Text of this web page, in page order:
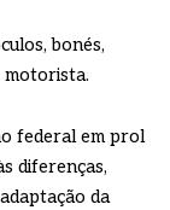
bonés,
motorista.
federal em prol
diferenças,
da